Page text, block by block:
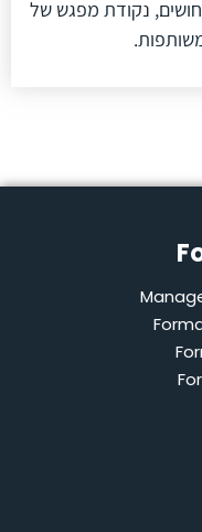
נקודת מפגש של